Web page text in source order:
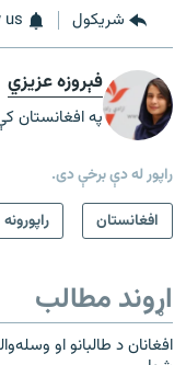
شريکول us
فېروزه عزیزي
په افغانستان
راپور له دې برخې دی.
افغانستان
راپورونه
اړوند مطالب
افغانان د طالبانو او